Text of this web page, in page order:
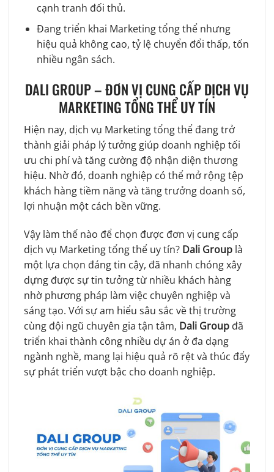
cạnh tranh đối thủ.
Đang triển khai Marketing tổng thể nhưng
hiệu quả không cao, tỷ lệ chuyển đổi thấp, tốn
nhiều ngân sách.
DALI GROUP – ĐƠN VỊ CUNG CẤP DỊCH VỤ
MARKETING TỔNG THỂ UY TÍN
Hiện nay, dịch vụ Marketing tổng thể đang trở
thành giải pháp lý tưởng giúp doanh nghiệp tối
ưu chi phí và tăng cường độ nhận diện thương
hiệu. Nhờ đó, doanh nghiệp có thể mở rộng tệp
khách hàng tiềm năng và tăng trưởng doanh số,
lợi nhuận một cách bền vững.
Vậy làm thế nào để chọn được đơn vị cung cấp
dịch vụ Marketing tổng thể uy tín? Dali Group là
một lựa chọn đáng tin cậy, đã nhanh chóng xây
dựng được sự tin tưởng từ nhiều khách hàng
nhờ phương pháp làm việc chuyên nghiệp và
sáng tạo. Với sự am hiểu sâu sắc về thị trường
cùng đội ngũ chuyên gia tận tâm, Dali Group đã
triển khai thành công nhiều dự án ở đa dạng
ngành nghề, mang lại hiệu quả rõ rệt và thúc đẩy
sự phát triển vượt bậc cho doanh nghiệp.